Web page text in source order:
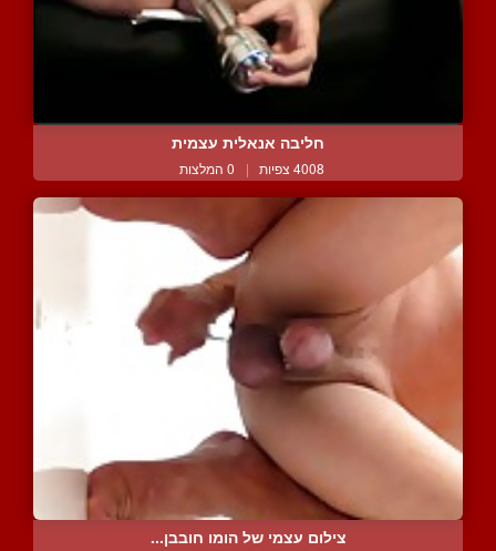
חליבה אנאלית עצמית
4008 צפיות | 0 המלצות
צילום עצמי של הומו חובבן...